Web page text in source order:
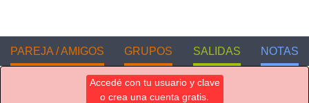
PAREJA / AMIGOS GRUPOS SALIDAS NOTAS
Accedé con tu usuario y clave
o crea una cuenta gratis.